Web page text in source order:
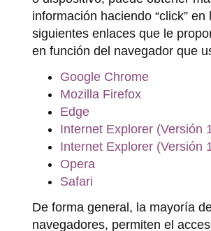
información haciendo “click” en
siguientes enlaces que le
en función del navegador que
Google Chrome
Mozilla Firefox
Edge
Internet Explorer (Versión
Internet Explorer (Versión
Opera
Safari
De forma general, la mayoría
navegadores, permiten el